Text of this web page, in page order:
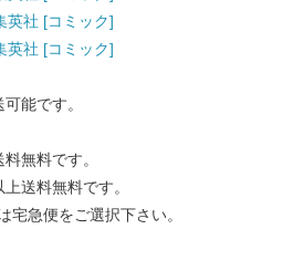
英社 [コミック]
英社 [コミック]
能です。
無料です。
送料無料です。
急便をご選択下さい。